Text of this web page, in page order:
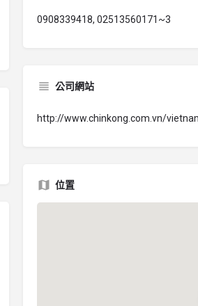
0908339418, 02513560171~3
公司網站
http://www.chinkong.com.vn/
位置